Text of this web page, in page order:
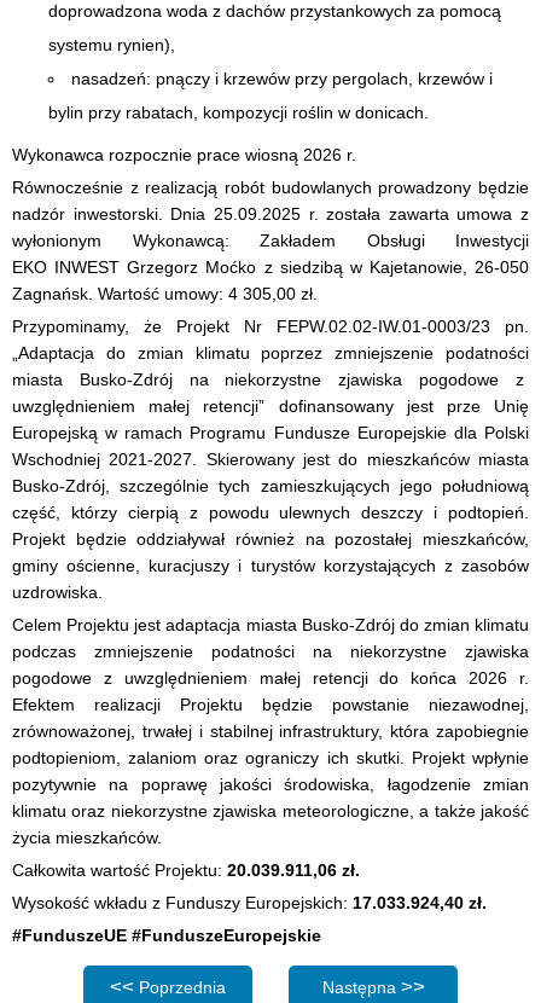
doprowadzona woda z dachów przystankowych za pomocą
systemu rynien),
nasadzeń: pnączy i krzewów przy pergolach, krzewów i
bylin przy rabatach, kompozycji roślin w donicach.
Wykonawca rozpocznie prace wiosną 2026 r.
Równocześnie z realizacją robót budowlanych prowadzony będzie
nadzór inwestorski. Dnia 25.09.2025 r. została zawarta umowa z
wyłonionym Wykonawcą: Zakładem Obsługi Inwestycji
EKO INWEST Grzegorz Moćko z siedzibą w Kajetanowie, 26-050
Zagnańsk. Wartość umowy: 4 305,00 zł.
Przypominamy, że Projekt Nr FEPW.02.02-IW.01-0003/23 pn.
„Adaptacja do zmian klimatu poprzez zmniejszenie podatności
miasta Busko-Zdrój na niekorzystne zjawiska pogodowe z
uwzględnieniem małej retencji” dofinansowany jest prze Unię
Europejską w ramach Programu Fundusze Europejskie dla Polski
Wschodniej 2021-2027. Skierowany jest do mieszkańców miasta
Busko-Zdrój, szczególnie tych zamieszkujących jego południową
część, którzy cierpią z powodu ulewnych deszczy i podtopień.
Projekt będzie oddziaływał również na pozostałej mieszkańców,
gminy ościenne, kuracjuszy i turystów korzystających z zasobów
uzdrowiska.
Celem Projektu jest adaptacja miasta Busko-Zdrój do zmian klimatu
podczas zmniejszenie podatności na niekorzystne zjawiska
pogodowe z uwzględnieniem małej retencji do końca 2026 r.
Efektem realizacji Projektu będzie powstanie niezawodnej,
zrównoważonej, trwałej i stabilnej infrastruktury, która zapobiegnie
podtopieniom, zalaniom oraz ograniczy ich skutki. Projekt wpłynie
pozytywnie na poprawę jakości środowiska, łagodzenie zmian
klimatu oraz niekorzystne zjawiska meteorologiczne, a także jakość
życia mieszkańców.
Całkowita wartość Projektu: 20.039.911,06 zł.
Wysokość wkładu z Funduszy Europejskich: 17.033.924,40 zł.
#FunduszeUE #FunduszeEuropejskie
Poprzednia strona: Spotkanie edukacyjne w ramach
Poprzednia Następna strona: Kolejne
Następna